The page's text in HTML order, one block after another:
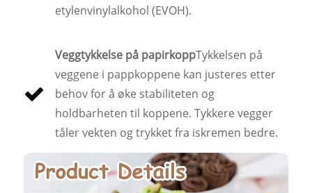
etylenvinylalkohol (EVOH).
Veggtykkelse på papirkoppTykkelsen på
veggene i pappkoppene kan justeres etter
behov for å øke stabiliteten og
holdbarheten til koppene. Tykkere vegger
tåler vekten og trykket fra iskremen bedre.